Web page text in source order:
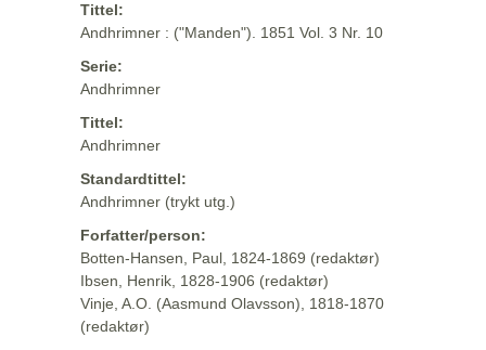
Tittel:
Andhrimner : ("Manden"). 1851 Vol. 3 Nr. 10
Serie:
Andhrimner
Tittel:
Andhrimner
Standardtittel:
Andhrimner (trykt utg.)
Forfatter/person:
Botten-Hansen, Paul, 1824-1869 (redaktør)
Ibsen, Henrik, 1828-1906 (redaktør)
Vinje, A.O. (Aasmund Olavsson), 1818-1870
(redaktør)